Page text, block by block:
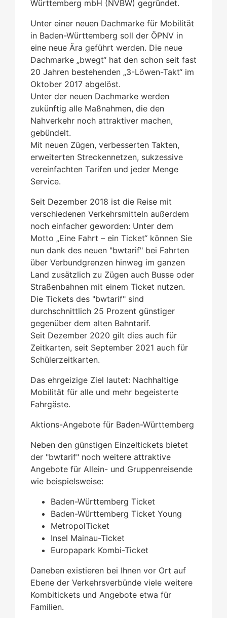
Württemberg mbH (NVBW) gegründet.
Unter einer neuen Dachmarke für Mobilität
in Baden-Württemberg soll der ÖPNV in
eine neue Ära geführt werden. Die neue
Dachmarke „bwegt“ hat den schon seit fast
20 Jahren bestehenden „3-Löwen-Takt“ im
Oktober 2017 abgelöst.
Unter der neuen Dachmarke werden
zukünftig alle Maßnahmen, die den
Nahverkehr noch attraktiver machen,
gebündelt.
Mit neuen Zügen, verbesserten Takten,
erweiterten Streckennetzen, sukzessive
vereinfachten Tarifen und jeder Menge
Service.
Seit Dezember 2018 ist die Reise mit
verschiedenen Verkehrsmitteln außerdem
noch einfacher geworden: Unter dem
Motto „Eine Fahrt – ein Ticket“ können Sie
nun dank des neuen "bwtarif" bei Fahrten
über Verbundgrenzen hinweg im ganzen
Land zusätzlich zu Zügen auch Busse oder
Straßenbahnen mit einem Ticket nutzen.
Die Tickets des "bwtarif" sind
durchschnittlich 25 Prozent günstiger
gegenüber dem alten Bahntarif.
Seit Dezember 2020 gilt dies auch für
Zeitkarten, seit September 2021 auch für
Schülerzeitkarten.
Das ehrgeizige Ziel lautet: Nachhaltige
Mobilität für alle und mehr begeisterte
Fahrgäste.
Aktions-Angebote für Baden-Württemberg
Neben den günstigen Einzeltickets bietet
der "bwtarif" noch weitere attraktive
Angebote für Allein- und Gruppenreisende
wie beispielsweise:
Baden-Württemberg Ticket
Baden-Württemberg Ticket Young
MetropolTicket
Insel Mainau-Ticket
Europapark Kombi-Ticket
Daneben existieren bei Ihnen vor Ort auf
Ebene der Verkehrsverbünde viele weitere
Kombitickets und Angebote etwa für
Familien.